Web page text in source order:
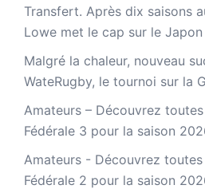
Transfert. Après dix saisons
Lowe met le cap sur le Japon
Malgré la chaleur, nouveau
WateRugby, le tournoi sur la
Amateurs – Découvrez
Fédérale 3 pour la saison
Amateurs - Découvrez
Fédérale 2 pour la saison